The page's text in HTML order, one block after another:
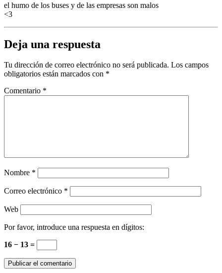
el humo de los buses y de las empresas son malos
<3
Deja una respuesta
Tu dirección de correo electrónico no será publicada. Los campos
obligatorios están marcados con *
Comentario *
Nombre *
Correo electrónico *
Web
Por favor, introduce una respuesta en dígitos:
16 − 13 =